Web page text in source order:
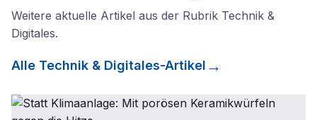
Weitere aktuelle Artikel aus der Rubrik Technik &
Digitales.
Alle Technik & Digitales-Artikel